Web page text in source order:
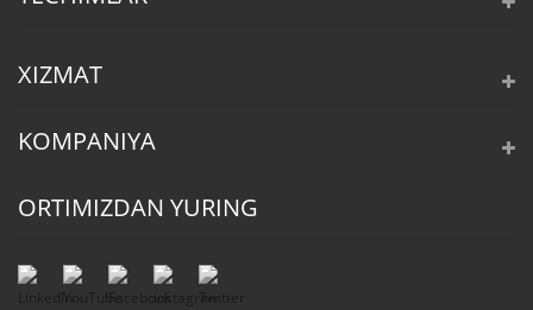
XIZMAT
KOMPANIYA
ORTIMIZDAN YURING